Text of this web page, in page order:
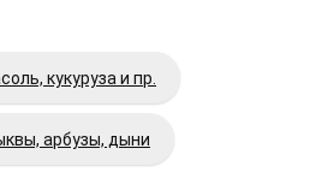
кукуруза и пр.
арбузы, дыни